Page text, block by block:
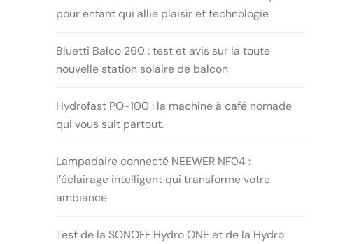
pour enfant qui allie plaisir et technologie
Bluetti Balco 260 : test et avis sur la toute
nouvelle station solaire de balcon
Hydrofast PO-100 : la machine à café nomade
qui vous suit partout.
Lampadaire connecté NEEWER NF04 :
l’éclairage intelligent qui transforme votre
ambiance
Test de la SONOFF Hydro ONE et de la Hydro